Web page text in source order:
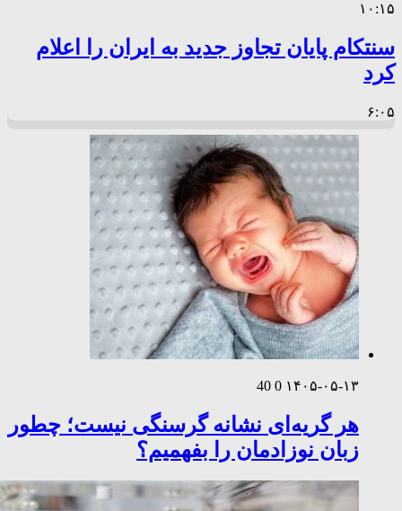
۱۰:۱۵
سنتکام پایان تجاوز جدید به ایران را اعلام
کرد
۶:۰۵
۱۴۰۵-۰۵-۱۳ 0
40
هر گریه‌ای نشانه گرسنگی نیست؛ چطور
زبان نوزادمان را بفهمیم؟